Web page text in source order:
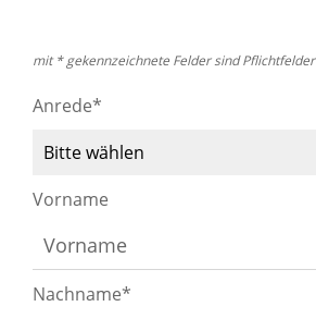
mit * gekennzeichnete Felder sind Pflichtfelder
Anrede*
Vorname
Nachname*